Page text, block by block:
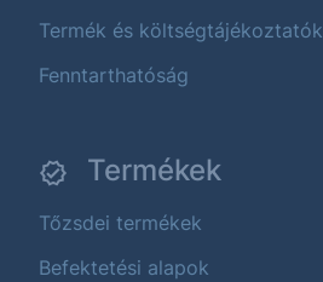
Termék és költségtájékoztatók
Fenntarthatóság
Termékek
Tőzsdei termékek
Befektetési alapok